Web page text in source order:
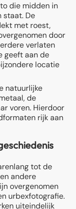
die midden in
staat. De
met roest,
door
verlaten
geeft aan de
locatie
natuurlijke
de
voren. Hierdoor
rijk aan
tot de
andere
overgenomen
urbexfotografie.
uiteindelijk